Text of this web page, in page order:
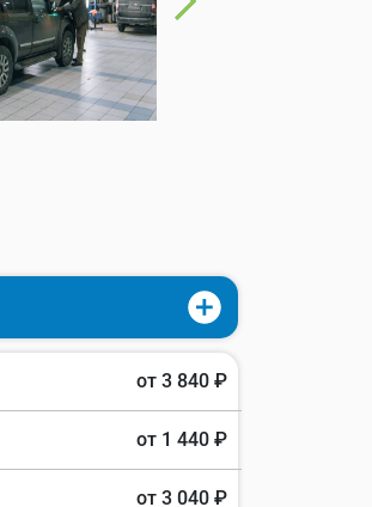
от 3 840 ₽
от 1 440 ₽
от 3 040 ₽